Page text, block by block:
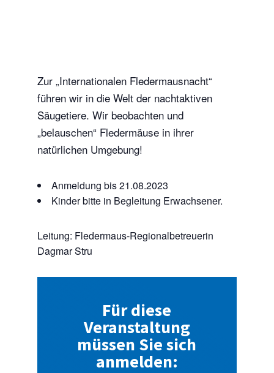
Zur „Internationalen Fledermausnacht“
führen wir in die Welt der nachtaktiven
Säugetiere. Wir beobachten und
„belauschen“ Fledermäuse in ihrer
natürlichen Umgebung!
Anmeldung bis 21.08.2023
Kinder bitte in Begleitung Erwachsener.
Leitung: Fledermaus-Regionalbetreuerin
Dagmar Stru
Für diese
Veranstaltung
müssen Sie sich
anmelden: